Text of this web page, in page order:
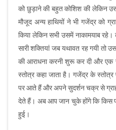
को छुड़ाने की बहुत कोशिश की लेकिन
मौजूद अन्य हाथियों ने भी गजेंद्र को
किया लेकिन सभी उसमें नाकामयाब
सारी शक्तियां जब यथावत रह गयी तो
की आराधना करनी शुरू कर दी और एक
स्तोत्र कहा जाता है। गजेंद्र के
पर आते हैं और अपने सुदर्शन चक्र से
देते हैं। अब आप जान चुके होंगे कि किस
हुई।